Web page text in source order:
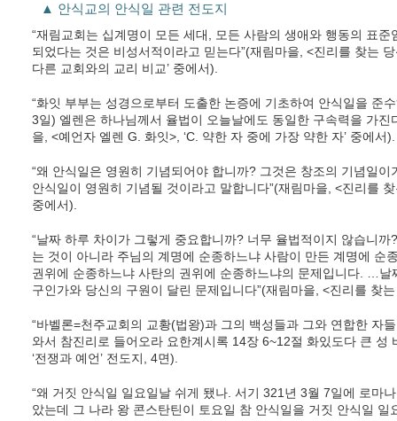
▲ 안식교의 안식일 관련 전도지
“재림교회는 십계명이 모든 세대, 모든 사람의 생애와 행동의 표
되었다는 것은 비성서적이라고 믿는다”(재림마을, <진리를 찾는
다른 교회와의 교리 비교’ 중에서).
“화잇 부부는 성경으로부터 도출한 논증에 기초하여 안식일을 준
3일) 엘렌은 하나님께서 율법이 오늘날에도 동일한 구속력을 가진
을, <예언자 엘렌 G. 화잇>, ‘C. 약한 자 중에 가장 약한 자’ 중에서).
“왜 안식일은 영원히 기념되어야 합니까? 그것은 창조의 기념일
안식일이 영원히 기념될 것이라고 말합니다”(재림마을, <진리를
중에서).
“날짜 하루 차이가 그렇게 중요합니까? 너무 율법적이지 않습니
는 것이 아니라 주님의 계명에 순종하느냐 사람이 만든 계명에 순
권위에 순종하느냐 사탄의 권위에 순종하느냐의 문제입니다. …
구인가와 당신의 구원이 달린 문제입니다”(재림마을, <진리를 찾
“바벨론=천주교회의 교황(법왕)과 그의 백성들과 그와 연합한 자
와서 참진리로 들어오라 요한계시록 14장 6~12절 화있도다 큰 성
‘전쟁과 예언’ 전도지, 4면).
“왜 거짓 안식일 일요일날 쉬게 됐나. 서기 321년 3월 7일에 로마
았는데 그 나라 왕 콘스탄틴이 토요일 참 안식일을 거짓 안식일